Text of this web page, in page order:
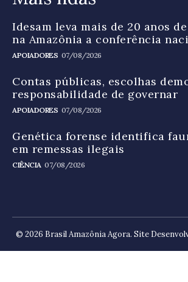
Idesam leva mais de 20 anos
na Amazônia a conferência
APOIADORES 07/08/2026
Contas públicas, escolhas
responsabilidade de governar
APOIADORES 07/08/2026
Genética forense identifica
em remessas ilegais
CIÊNCIA 07/08/2026
© 2026 Brasil Amazônia Agora. Site